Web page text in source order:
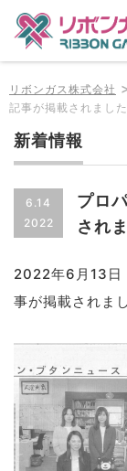
リボンガス株式会社
記事が掲載されました
新着情報
6.14
2022
プロ
され
2022年6月13日
事が掲載されまし